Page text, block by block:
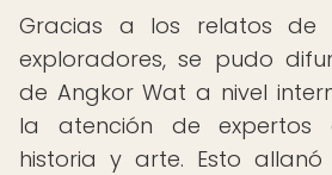
Gracias a los relatos de
exploradores, se pudo
de Angkor Wat a nivel
la atención de expertos
historia y arte. Esto